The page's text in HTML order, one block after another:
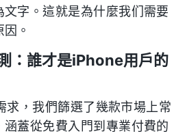
字。這就是為什麼我们需要
。
：誰才是iPhone用戶的
求，我們篩選了幾款市場上常
涵蓋從免費入門到專業付費的